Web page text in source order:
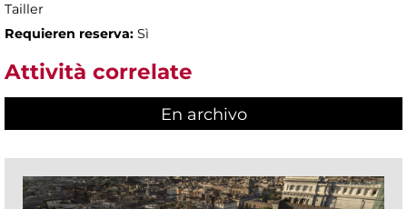
Tailler
Requieren reserva: Sì
Attività correlate
En archivo